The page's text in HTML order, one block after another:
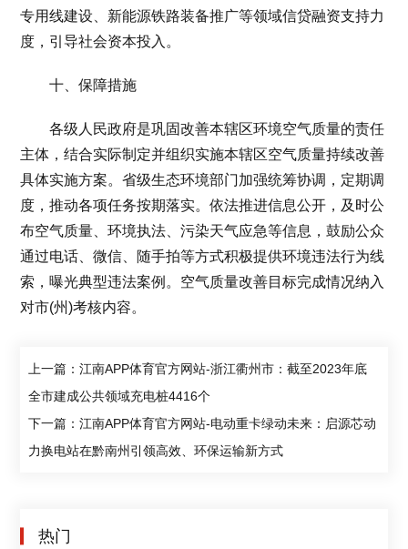
专用线建设、新能源铁路装备推广等领域信贷融资支持力
度，引导社会资本投入。
十、保障措施
各级人民政府是巩固改善本辖区环境空气质量的责任
主体，结合实际制定并组织实施本辖区空气质量持续改善
具体实施方案。省级生态环境部门加强统筹协调，定期调
度，推动各项任务按期落实。依法推进信息公开，及时公
布空气质量、环境执法、污染天气应急等信息，鼓励公众
通过电话、微信、随手拍等方式积极提供环境违法行为线
索，曝光典型违法案例。空气质量改善目标完成情况纳入
对市(州)考核内容。
上一篇：江南APP体育官方网站-浙江衢州市：截至2023年底
全市建成公共领域充电桩4416个
下一篇：江南APP体育官方网站-电动重卡绿动未来：启源芯动
力换电站在黔南州引领高效、环保运输新方式
热门